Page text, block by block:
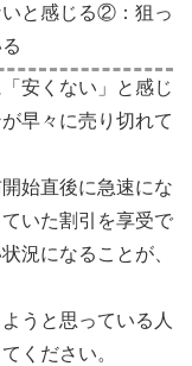
いと感じる②：狙っ
安くない」と感じ
早々に売り切れて
始直後に急速にな
いた割引を享受で
況になることが、
うと思っている人
ください。